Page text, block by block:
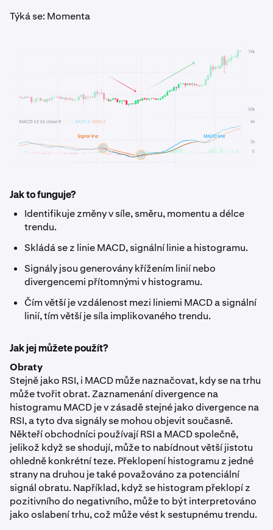
Týká se: Momenta
Jak to funguje?
Identifikuje změny v síle, směru, momentu a délce
trendu.
Skládá se z linie MACD, signální linie a histogramu.
Signály jsou generovány křížením linií nebo
divergencemi přítomnými v histogramu.
Čím větší je vzdálenost mezi liniemi MACD a signální
linií, tím větší je síla implikovaného trendu.
Jak jej můžete použít?
Obraty
Stejně jako RSI, i MACD může naznačovat, kdy se na trhu
může tvořit obrat. Zaznamenání divergence na
histogramu MACD je v zásadě stejné jako divergence na
RSI, a tyto dva signály se mohou objevit současně.
Někteří obchodníci používají RSI a MACD společně,
jelikož když se shodují, může to nabídnout větší jistotu
ohledně konkrétní teze. Překlopení histogramu z jedné
strany na druhou je také považováno za potenciální
signál obratu. Například, když se histogram překlopí z
pozitivního do negativního, může to být interpretováno
jako oslabení trhu, což může vést k sestupnému trendu.